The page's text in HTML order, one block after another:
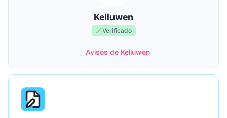
Kelluwen
✅ Verificado
Avisos de Kelluwen